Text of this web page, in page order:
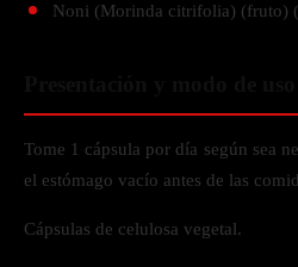
Noni (Morinda citrifolia) (fruto)
Tome 1 cápsula por día según sea
el estómago vacío antes de las
Cápsulas de celulosa vegetal.